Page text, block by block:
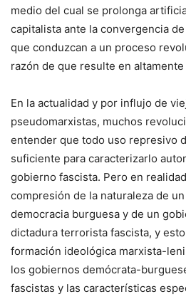
medio del cual se prolonga
capitalista ante la convergencia
que conduzcan a un proceso
razón de que resulte en
En la actualidad y por influjo de
pseudomarxistas, muchos
entender que todo uso represivo
suficiente para caracterizarlo
gobierno fascista. Pero en
compresión de la naturaleza de
democracia burguesa y de un
dictadura terrorista fascista, y
formación ideológica marxista-
los gobiernos demócrata-
fascistas y las características